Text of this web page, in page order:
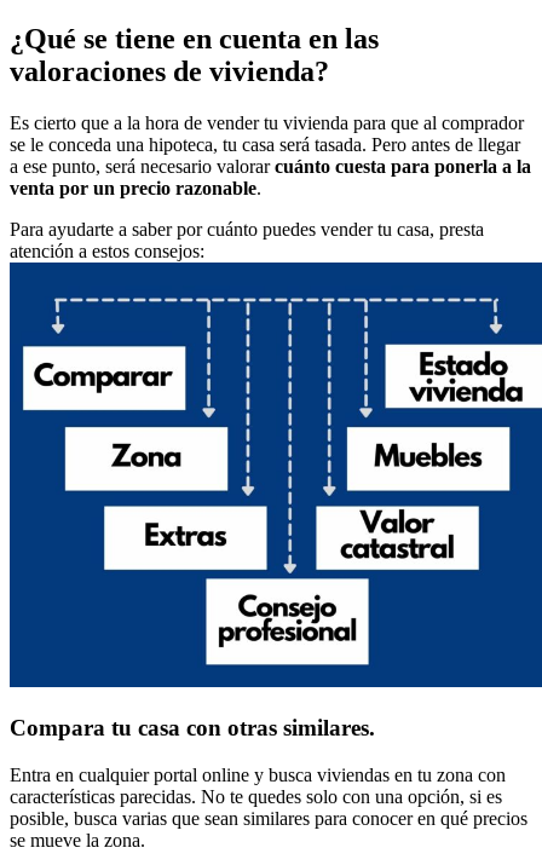
¿Qué se tiene en cuenta en las
valoraciones de vivienda?
Es cierto que a la hora de vender tu vivienda para que al comprador
se le conceda una hipoteca, tu casa será tasada. Pero antes de llegar
a ese punto, será necesario valorarcuánto cuesta para ponerla a la
venta por un precio razonable.
Para ayudarte a saber por cuánto puedes vender tu casa, presta
atención a estos consejos:
Compara tu casa con otras similares.
Entra en cualquier portal online y busca viviendas en tu zona con
características parecidas. No te quedes solo con una opción, si es
posible, busca varias que sean similares para conocer en qué precios
se mueve la zona.